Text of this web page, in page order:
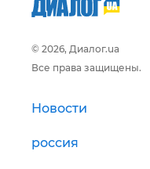
© 2026, Диалог.ua
Все права защищены.
Новости
россия